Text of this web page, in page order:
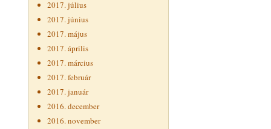
2017. július
2017. június
2017. május
2017. április
2017. március
2017. február
2017. január
2016. december
2016. november